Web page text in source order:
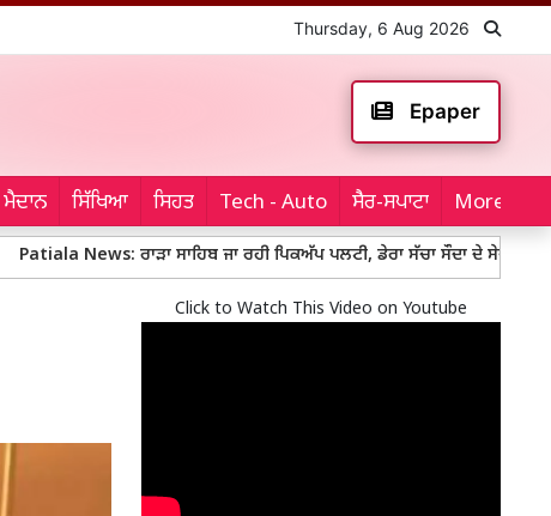
Thursday, 6 Aug 2026
Epaper
ਸਿੱਖਿਆ ਸਿਹਤ Tech - Auto ਸੈਰ-ਸਪਾਟਾ More...
ਰਾੜਾ ਸਾਹਿਬ ਜਾ ਰਹੀ ਪਿਕਅੱਪ ਪਲਟੀ, ਡੇਰਾ ਸੱਚਾ ਸੌਦਾ ਦੇ ਸੇਵਾਦਾਰਾਂ ਨੇ
Click to Watch This Video on Youtube